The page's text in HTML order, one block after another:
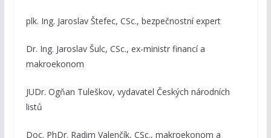
plk. Ing. Jaroslav Štefec, CSc., bezpečnostní expert
Dr. Ing. Jaroslav Šulc, CSc., ex-ministr financí a
makroekonom
JUDr. Ogňan Tuleškov, vydavatel Českých národních
listů
Doc. PhDr. Radim Valenčík, CSc., makroekonom a